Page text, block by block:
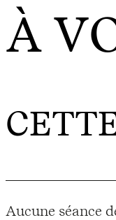
À
Aucune séance